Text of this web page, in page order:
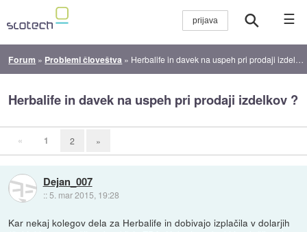
☰
Forum » Problemi človeštva » Herbalife in davek na uspeh pri prodaji izdelkov ?
Herbalife in davek na uspeh pri prodaji izdelkov ?
« 1 2 »
Dejan_007
:: 5. mar 2015, 19:28
Kar nekaj kolegov dela za Herbalife in dobivajo izplačila v dolarjih